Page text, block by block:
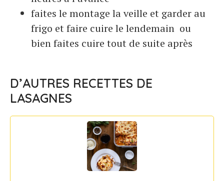
faites le montage la veille et garder au
frigo et faire cuire le lendemain ou
bien faites cuire tout de suite après
D’AUTRES RECETTES DE
LASAGNES